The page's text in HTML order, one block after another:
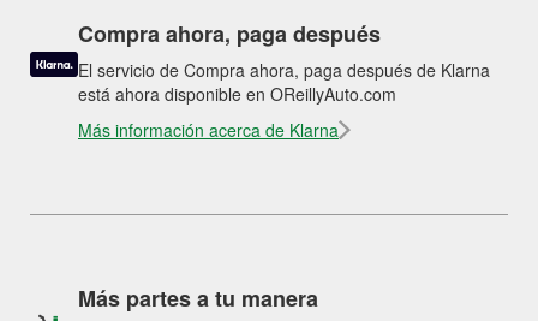
Compra ahora, paga después
El servicio de Compra ahora, paga después de Klarna
está ahora disponible en OReillyAuto.com
Más información acerca de Klarna
Más partes a tu manera